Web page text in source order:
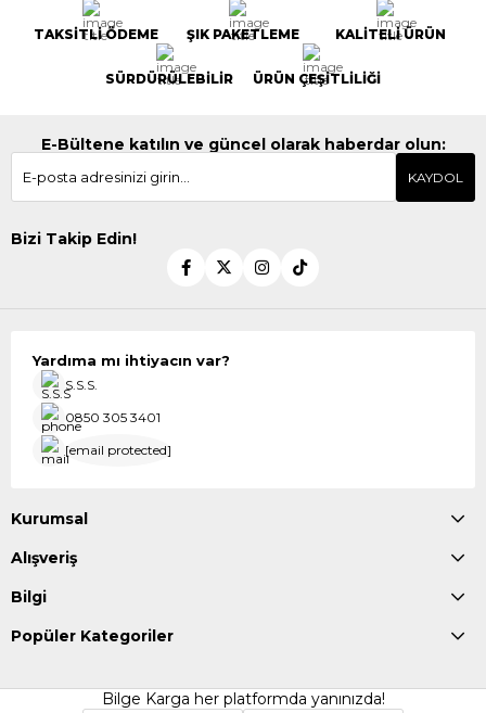
TAKSİTLİ ÖDEME ŞIK PAKETLEME KALİTELİ ÜRÜN
SÜRDÜRÜLEBİLİR ÜRÜN ÇEŞİTLİLİĞİ
E-Bültene katılın ve güncel olarak haberdar olun:
KAYDOL
Bizi Takip Edin!
Yardıma mı ihtiyacın var?
S.S.S.
0850 305 3401
[email protected]
Kurumsal
Alışveriş
Bilgi
Popüler Kategoriler
Bilge Karga her platformda yanınızda!